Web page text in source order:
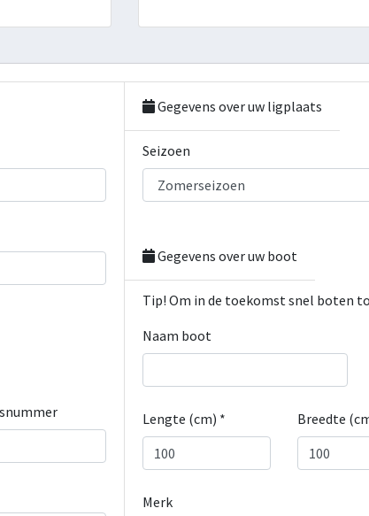
Gegevens over uw ligplaats
Seizoen
Gegevens over uw boot
Tip! Om in de toekomst snel boten
Naam boot
Lengte (cm) * Breedte
Merk